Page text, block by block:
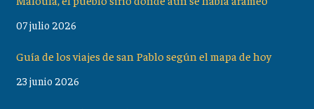
07 julio 2026
Guía de los viajes de san Pablo según el mapa de hoy
23 junio 2026